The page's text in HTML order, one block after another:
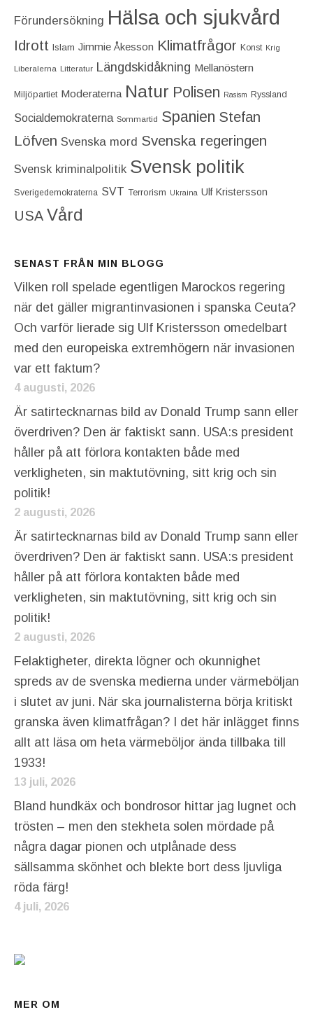
Förundersökning Hälsa och sjukvård
Idrott Islam Jimmie Åkesson Klimatfrågor Konst Krig
Liberalerna Litteratur Längdskidåkning Mellanöstern
Miljöpartiet Moderaterna Natur Polisen Rasism Ryssland
Socialdemokraterna Sommartid Spanien Stefan
Löfven Svenska mord Svenska regeringen
Svensk kriminalpolitik Svensk politik
Sverigedemokraterna SVT Terrorism Ukraina Ulf Kristersson
USA Vård
SENAST FRÅN MIN BLOGG
Vilken roll spelade egentligen Marockos regering
när det gäller migrantinvasionen i spanska Ceuta?
Och varför lierade sig Ulf Kristersson omedelbart
med den europeiska extremhögern när invasionen
var ett faktum?
4 augusti, 2026
Är satirtecknarnas bild av Donald Trump sann eller
överdriven? Den är faktiskt sann. USA:s president
håller på att förlora kontakten både med
verkligheten, sin maktutövning, sitt krig och sin
politik!
2 augusti, 2026
Är satirtecknarnas bild av Donald Trump sann eller
överdriven? Den är faktiskt sann. USA:s president
håller på att förlora kontakten både med
verkligheten, sin maktutövning, sitt krig och sin
politik!
2 augusti, 2026
Felaktigheter, direkta lögner och okunnighet
spreds av de svenska medierna under värmeböljan
i slutet av juni. När ska journalisterna börja kritiskt
granska även klimatfrågan? I det här inlägget finns
allt att läsa om heta värmeböljor ända tillbaka till
1933!
13 juli, 2026
Bland hundkäx och bondrosor hittar jag lugnet och
trösten – men den stekheta solen mördade på
några dagar pionen och utplånade dess
sällsamma skönhet och blekte bort dess ljuvliga
röda färg!
4 juli, 2026
MER OM